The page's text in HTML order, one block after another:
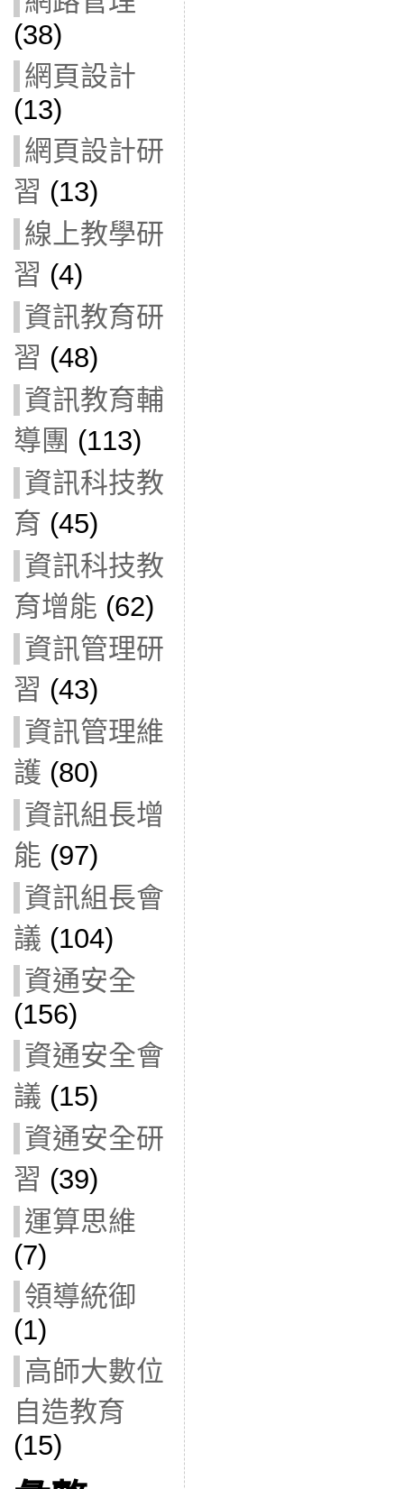
(38)
網頁設計
(13)
網頁設計研
習 (13)
線上教學研
習 (4)
資訊教育研
習 (48)
資訊教育輔
導團 (113)
資訊科技教
育 (45)
資訊科技教
育增能 (62)
資訊管理研
習 (43)
資訊管理維
護 (80)
資訊組長增
能 (97)
資訊組長會
議 (104)
資通安全
(156)
資通安全會
議 (15)
資通安全研
習 (39)
運算思維
(7)
領導統御
(1)
高師大數位
自造教育
(15)